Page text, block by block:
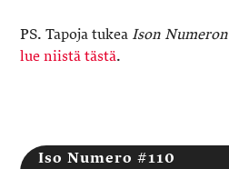
PS. Tapoja tukea Ison Numeron
lue niistä tästä.
Iso Numero #110